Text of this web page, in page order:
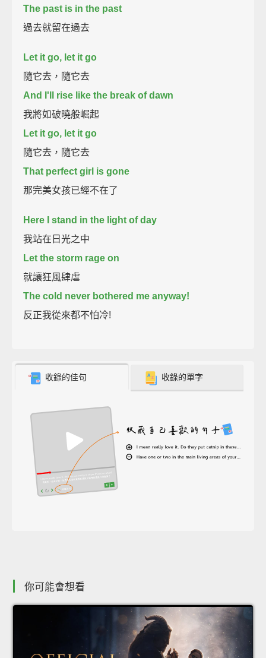
The past is in the past
過去就留在過去
Let it go, let it go
隨它去，隨它去
And I'll rise like the break of dawn
我將如破曉般崛起
Let it go, let it go
隨它去，隨它去
That perfect girl is gone
那完美女孩已經不在了
Here I stand in the light of day
我站在日光之中
Let the storm rage on
就讓狂風肆虐
The cold never bothered me anyway!
反正我從來都不怕冷!
收錄的佳句 收錄的單字
你可能會想看